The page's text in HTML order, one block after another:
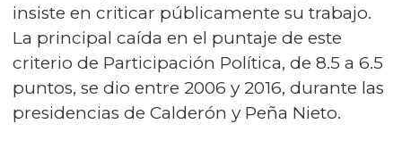
insiste en criticar públicamente su trabajo.
La principal caída en el puntaje de este
criterio de Participación Política, de 8.5 a 6.5
puntos, se dio entre 2006 y 2016, durante las
presidencias de Calderón y Peña Nieto.